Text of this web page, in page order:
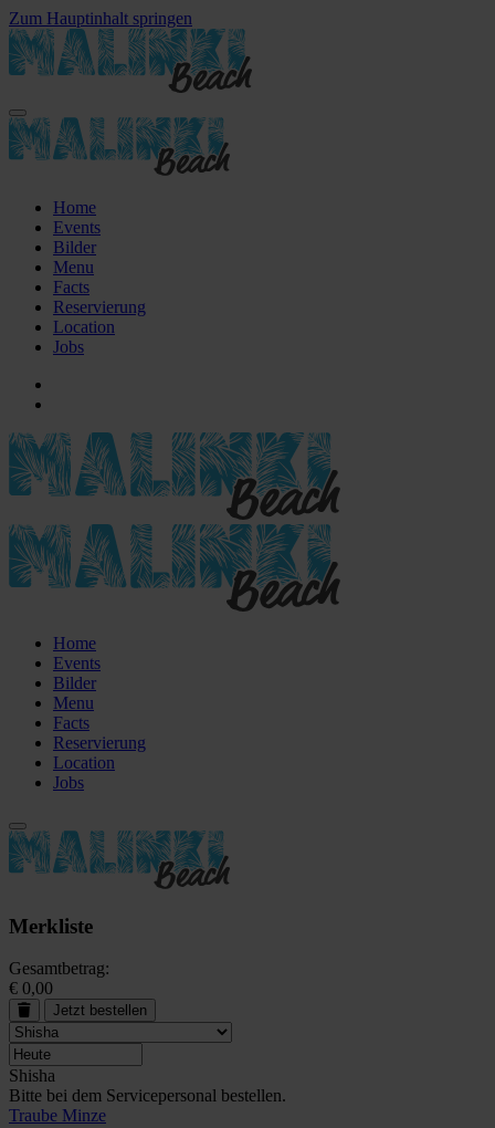
Zum Hauptinhalt springen
Home
Events
Bilder
Menu
Facts
Reservierung
Location
Jobs
Home
Events
Bilder
Menu
Facts
Reservierung
Location
Jobs
Merkliste
Gesamtbetrag:
€ 0,00
Jetzt bestellen
Shisha
Bitte bei dem Servicepersonal bestellen.
Traube Minze